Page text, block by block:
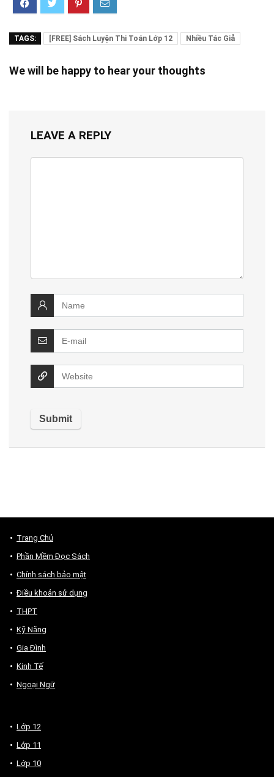
TAGS: [FREE] Sách Luyện Thi Toán Lớp 12 Nhiều Tác Giả
We will be happy to hear your thoughts
LEAVE A REPLY
Trang Chủ
Phần Mềm Đọc Sách
Chính sách bảo mật
Điều khoản sử dụng
THPT
Kỹ Năng
Gia Đình
Kinh Tế
Ngoại Ngữ
Lớp 12
Lớp 11
Lớp 10